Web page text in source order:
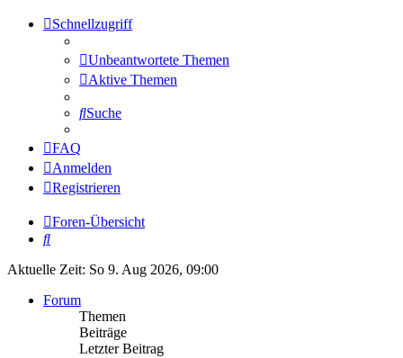
Schnellzugriff
Unbeantwortete Themen
Aktive Themen
Suche
FAQ
Anmelden
Registrieren
Foren-Übersicht
Suche
Aktuelle Zeit: So 9. Aug 2026, 09:00
Forum
Themen
Beiträge
Letzter Beitrag